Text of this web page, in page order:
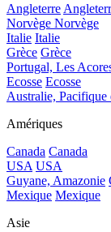
Angleterre
Norvège Norvège
Italie Italie
Grèce Grèce
Portugal, Les
Ecosse Ecosse
Australie, Pacifique
Amériques
Canada Canada
USA USA
Guyane, Amazonie
Mexique Mexique
Asie